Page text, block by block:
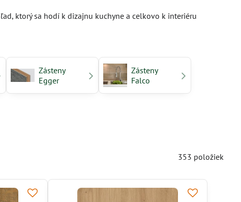
ktorý sa hodí k dizajnu kuchyne a celkovo k interiéru
Zásteny
Egger
Zásteny
Falco
353 položiek